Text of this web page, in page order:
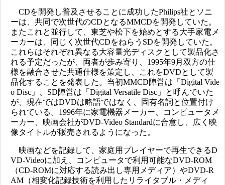
CDを開発し普及させることに成功したPhilips社とソニ
ーは、共同で次世代のCDとなるMMCDを開発していた。
またこれと並行して、東芝や松下を始めとする大手家電メ
ーカーは、同じく次世代CDをねらうSDを開発していた。
これらはそれぞれ異なる大容量光ディスクとして製品化さ
れる予定だったが、両者が歩み寄り、1995年9月双方の仕
様を融合させた共通仕様を策定し、これをDVDとして製
品化することを発表した。当初MMCD陣営は「Digital Vide
o Disc」、SD陣営は「Digital Versatile Disc」と呼んでいた
が、現在ではDVDは略語ではなく、固有名詞と位置付け
られている。1996年に家電機器メーカー、コンピュータメ
ーカー、映画会社がDVD-Video Standardに合意し、広く映
像タイトルが販売されるようになった。
映画などを記録して、家庭用プレイヤーで再生できるD
VD-Videoに加え、コンピュータで利用可能なDVD-ROM
（CD-ROMに対応する読み出し専用メディア）やDVD-R
AM（相変化記録技術を利用したリライタブル・メディ